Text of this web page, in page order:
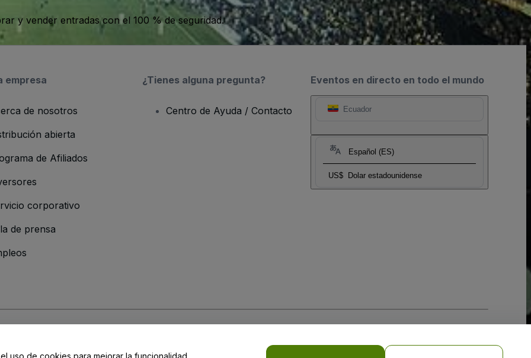
y vender entradas con el 100 % de seguridad.
Eventos en directo en todo el mundo
Ecuador
Español (ES)
US$ Dolar estadounidense
empresa
de nosotros
abierta
de Afiliados
corporativo
de prensa
¿Tienes alguna pregunta?
Centro de Ayuda / Contacto
y de laPolítica de Privacidad para Móviles
uso de cookies para mejorar la funcionalidad